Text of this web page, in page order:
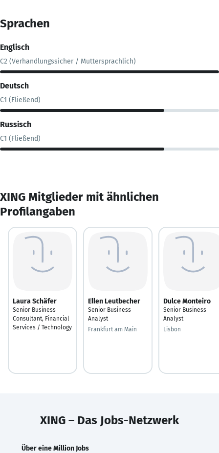
Sprachen
Englisch
C2 (Verhandlungssicher / Muttersprachlich)
Deutsch
C1 (Fließend)
Russisch
C1 (Fließend)
XING Mitglieder mit ähnlichen
Profilangaben
Laura Schäfer
Senior Business
Consultant, Financial
Services / Technology
Ellen Leutbecher
Senior Business
Analyst
Frankfurt am Main
Dulce Monteiro
Senior Business
Analyst
Lisbon
XING – Das Jobs-Netzwerk
Über eine Million Jobs